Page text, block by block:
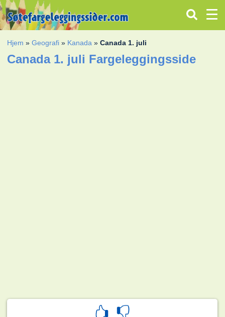
Hjem »Geografi » Kanada »Canada 1. juli
Canada 1. juli Fargeleggingsside